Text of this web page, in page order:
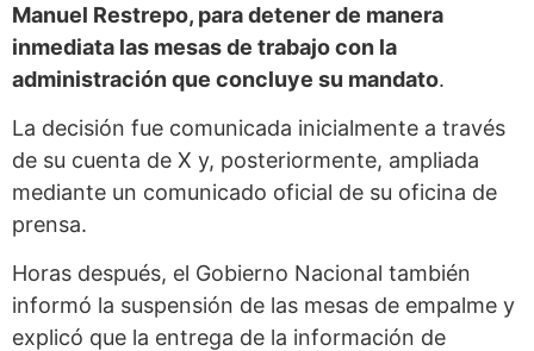
Manuel Restrepo, para detener de manera
inmediata las mesas de trabajo con la
administración que concluye su mandato.
La decisión fue comunicada inicialmente a través
de su cuenta de X y, posteriormente, ampliada
mediante un comunicado oficial de su oficina de
prensa.
Horas después, el Gobierno Nacional también
informó la suspensión de las mesas de empalme y
explicó que la entrega de la información de